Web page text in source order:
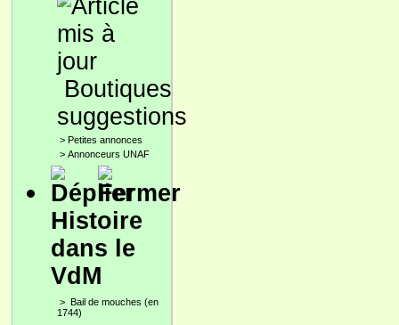
Boutiques
suggestions
> Petites annonces
> Annonceurs UNAF
Histoire
dans le
VdM
> Bail de mouches (en
1744)